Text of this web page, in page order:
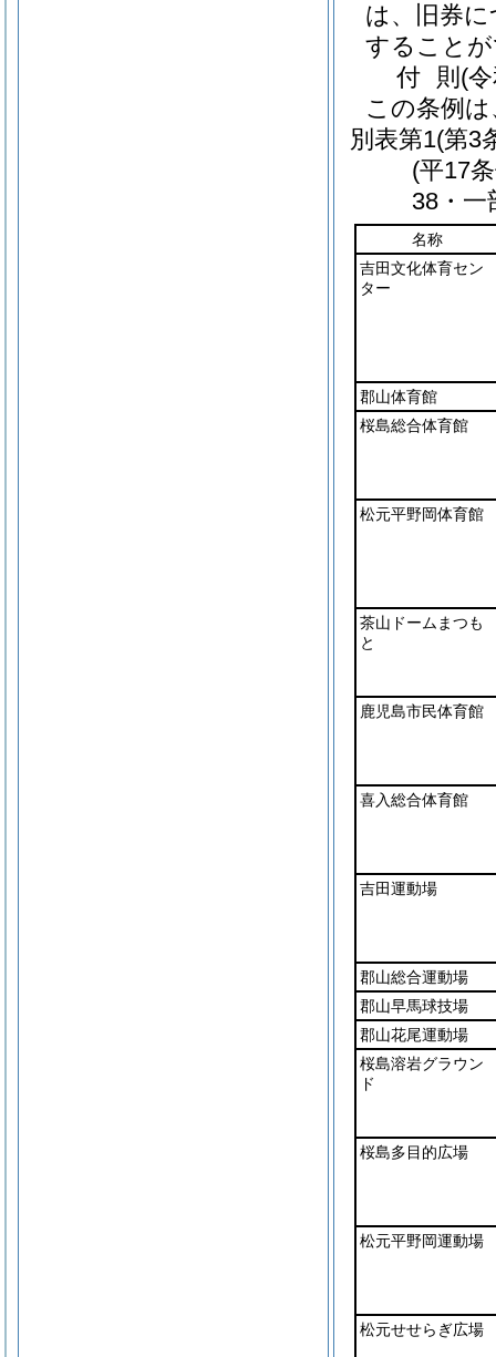
は、旧券
すること
付 則 (
この条例
別表第1(第3
(平17
38・一
名称
吉田文化体育セン
ター
郡山体育館
桜島総合体育館
松元平野岡体育館
茶山ドームまつも
と
鹿児島市民体育館
喜入総合体育館
吉田運動場
郡山総合運動場
郡山早馬球技場
郡山花尾運動場
桜島溶岩グラウン
ド
桜島多目的広場
松元平野岡運動場
松元せせらぎ広場